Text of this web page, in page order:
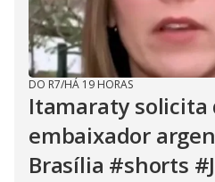
DO R7/HÁ 19 HORAS
Itamaraty solicita
embaixador
Brasília #shorts